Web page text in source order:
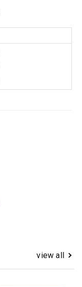
view all